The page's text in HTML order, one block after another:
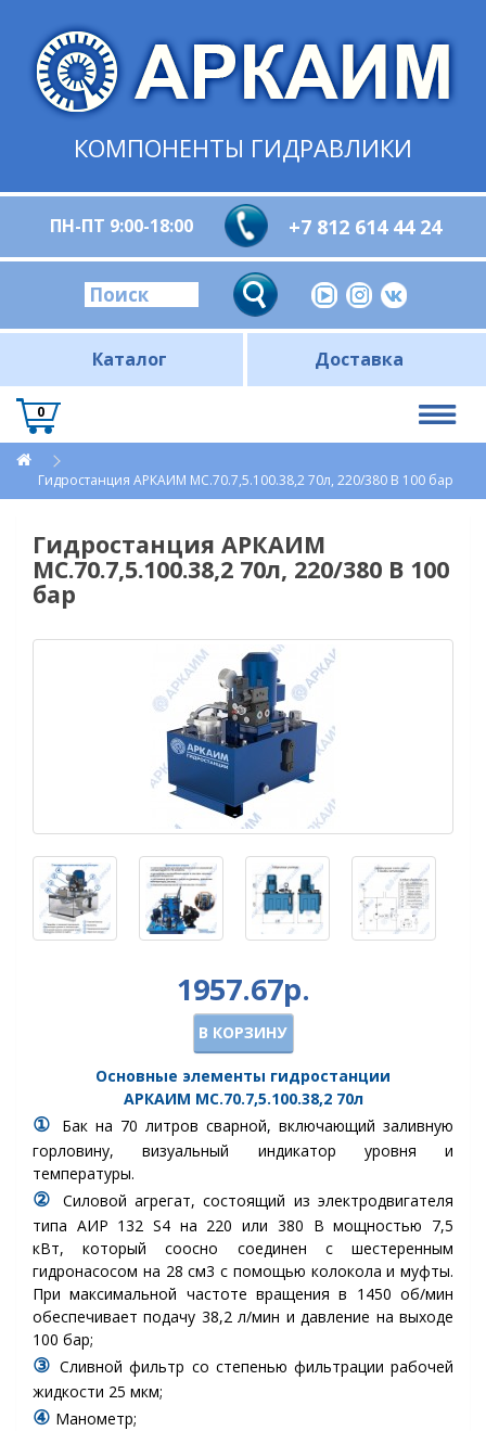
КОМПОНЕНТЫ ГИДРАВЛИКИ
ПН-ПТ 9:00-18:00 +7 812 614 44 24
Каталог Доставка
0
Гидростанция АРКАИМ МС.70.7,5.100.38,2 70л, 220/380 В 100 бар
Гидростанция АРКАИМ
МС.70.7,5.100.38,2 70л, 220/380 В 100
бар
1957.67р.
В КОРЗИНУ
Основные элементы гидростанции
АРКАИМ МС.70.7,5.100.38,2 70л
① Бак на 70 литров сварной, включающий заливную
горловину, визуальный индикатор уровня и
температуры.
②
Силовой агрегат, состоящий из электродвигателя
типа АИР 132 S4 на 220 или 380 В мощностью 7,5
кВт, который соосно соединен с шестеренным
гидронасосом на 28 см3 с помощью колокола и муфты.
При максимальной частоте вращения в 1450 об/мин
обеспечивает подачу 38,2 л/мин и давление на выходе
100 бар;
③Сливной фильтр со степенью фильтрации рабочей
жидкости 25 мкм;
④ Манометр;